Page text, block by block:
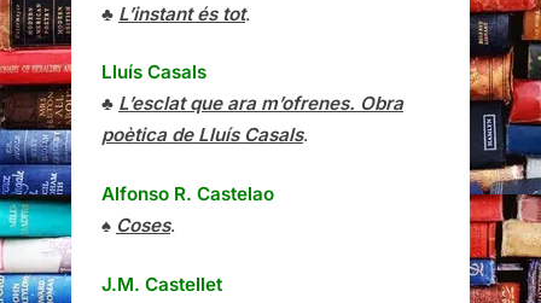
♣ L’instant és tot.
Lluís Casals
♣ L’esclat que ara m’ofrenes. Obra
poètica de Lluís Casals.
Alfonso R. Castelao
♠ Coses.
J.M. Castellet